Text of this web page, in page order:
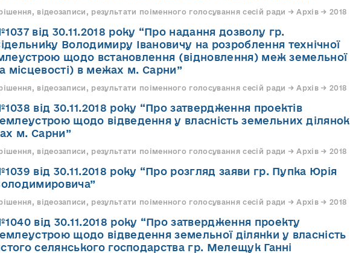
відеозаписи, результати поіменного голосування сесій ради → Архів → 2018
від 30.11.2018 року “Про надання дозволу гр.
Володимиру Івановичу на розроблення технічної
щодо встановлення (відновлення) меж земельної
місцевості) в межах м. Сарни”
відеозаписи, результати поіменного голосування сесій ради → Архів → 2018
від 30.11.2018 року “Про затвердження проектів
щодо відведення у власність земельних ділянок
м. Сарни”
відеозаписи, результати поіменного голосування сесій ради → Архів → 2018
від 30.11.2018 року “Про розгляд заяви гр. Пупка Юрія
відеозаписи, результати поіменного голосування сесій ради → Архів → 2018
від 30.11.2018 року “Про затвердження проекту
щодо відведення земельної ділянки у власність
селянського господарства гр. Мелещук Ганні